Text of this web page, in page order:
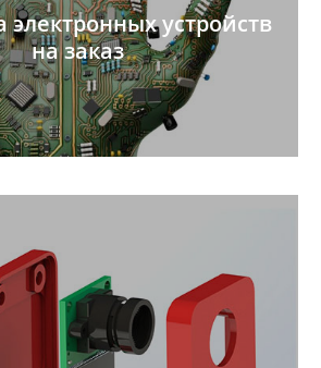
электронных устройств
на заказ